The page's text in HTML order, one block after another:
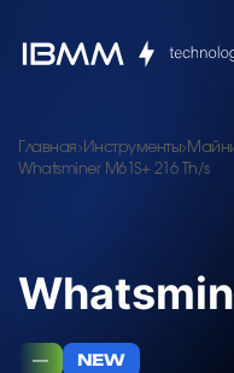
Главная Инструменты
Whatsminer M61S+ 216 Th/s
— NEW